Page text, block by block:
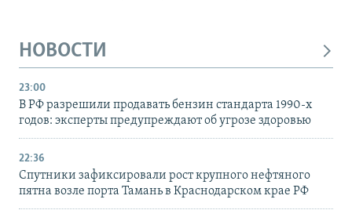
НОВОСТИ
23:00
В РФ разрешили продавать бензин стандарта 1990-х
годов: эксперты предупреждают об угрозе здоровью
22:36
Спутники зафиксировали рост крупного нефтяного
пятна возле порта Тамань в Краснодарском крае РФ